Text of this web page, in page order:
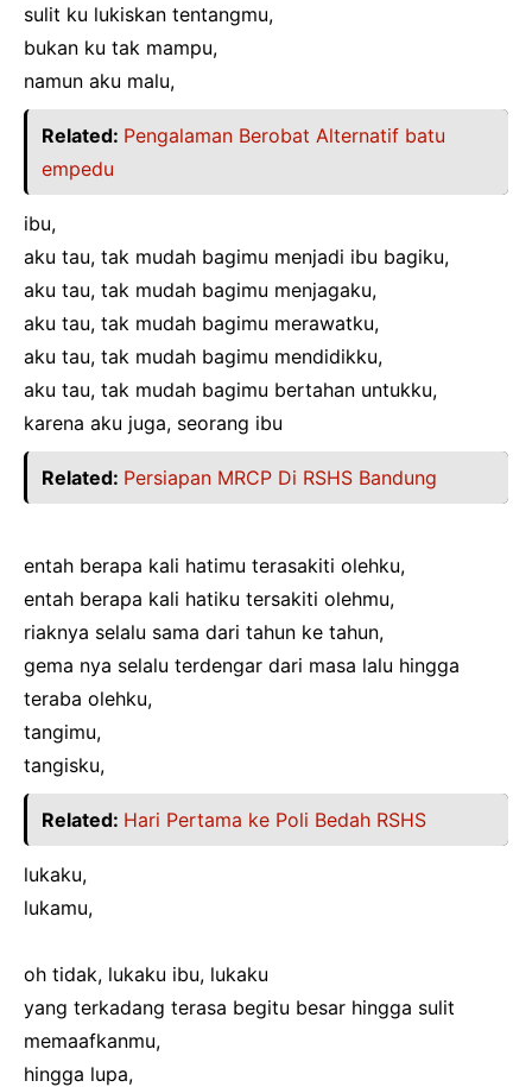
sulit ku lukiskan tentangmu,
bukan ku tak mampu,
namun aku malu,
Related: Pengalaman Berobat Alternatif batu
empedu
ibu,
aku tau, tak mudah bagimu menjadi ibu bagiku,
aku tau, tak mudah bagimu menjagaku,
aku tau, tak mudah bagimu merawatku,
aku tau, tak mudah bagimu mendidikku,
aku tau, tak mudah bagimu bertahan untukku,
karena aku juga, seorang ibu
Related: Persiapan MRCP Di RSHS Bandung
entah berapa kali hatimu terasakiti olehku,
entah berapa kali hatiku tersakiti olehmu,
riaknya selalu sama dari tahun ke tahun,
gema nya selalu terdengar dari masa lalu hingga
teraba olehku,
tangimu,
tangisku,
Related: Hari Pertama ke Poli Bedah RSHS
lukaku,
lukamu,
oh tidak, lukaku ibu, lukaku
yang terkadang terasa begitu besar hingga sulit
memaafkanmu,
hingga lupa,